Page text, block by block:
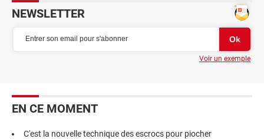
NEWSLETTER
Voir un exemple
EN CE MOMENT
C'est la nouvelle technique des escrocs pour piocher